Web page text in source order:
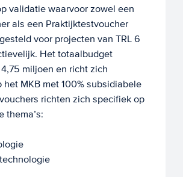
validatie waarvoor zowel een
als een Praktijktestvoucher
voor projecten van TRL 6
Het totaalbudget
miljoen en richt zich
het MKB met 100% subsidiabele
richten zich specifiek op
thema’s: